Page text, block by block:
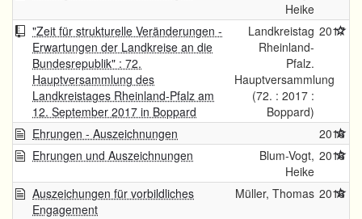
Heike
"Zeit für strukturelle Veränderungen -
Erwartungen der Landkreise an die
Bundesrepublik" : 72.
Hauptversammlung des
Landkreistages Rheinland-Pfalz am
12. September 2017 in Boppard
Landkreistag
Rheinland-
Pfalz.
Hauptversammlung
(72. : 2017 :
Boppard)
2017
Ehrungen - Auszeichnungen
2016
Ehrungen und Auszeichnungen
Blum-Vogt,
Heike
2016
Auszeichungen für vorbildliches
Engagement
Müller, Thomas 2016